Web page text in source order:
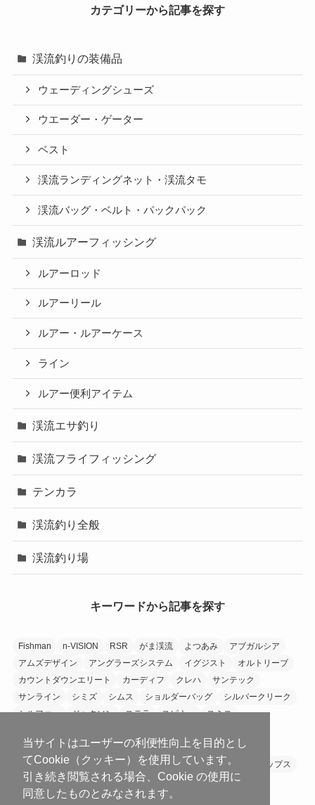
カテゴリーから記事を探す
渓流釣りの装備品
ウェーディングシューズ
ウエーダー・ゲーター
ベスト
渓流ランディングネット・渓流タモ
渓流バッグ・ベルト・パックパック
渓流ルアーフィッシング
ルアーロッド
ルアーリール
ルアー・ルアーケース
ライン
ルアー便利アイテム
渓流エサ釣り
渓流フライフィッシング
テンカラ
渓流釣り全般
渓流釣り場
キーワードから記事を探す
Fishman n-VISION RSR がま渓流 よつあみ
アブガルシア
アムズデザイン
アングラーズシステム イグジスト
オルトリーブ
カウントダウンエリート
カーディフ クレハ
サンテック
サンライン
シミズ シムス ショルダーバッグ
シルバークリーク
シルファー
ジャクソン ステラ スピナー
スミス
テーパーアンドシェイプ
バスデイ バリバス
パームス
フェンウィック
フジノ プロックス メジャークラフト
メップス
ユーフレックス
ラインシステム ラウド
ラパラ
リトルプレゼンツ
リバレイ 天龍 東レ
当サイトはユーザーの利便性向上を目的とし
てCookie（クッキー）を使用しています。
引き続き閲覧される場合、Cookie の使用に
同意したものとみなされます。